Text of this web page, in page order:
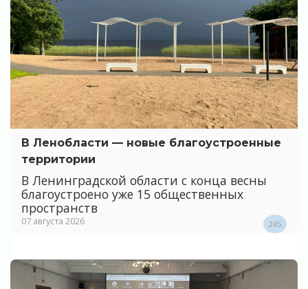
В Ленобласти — новые благоустроенные
территории
В Ленинградской области с конца весны
благоустроено уже 15 общественных
пространств
07 августа 2026 245